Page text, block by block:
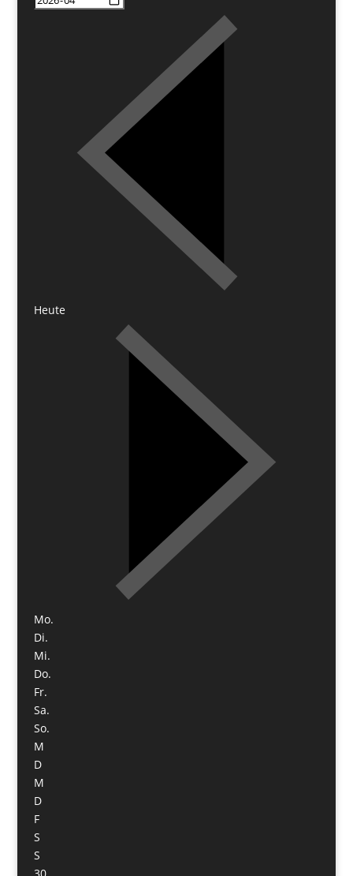
Heute
Mo.
Di.
Mi.
Do.
Fr.
Sa.
So.
M
D
M
D
F
S
S